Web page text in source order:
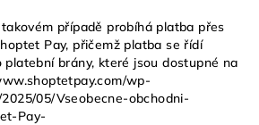
případě probíhá platba přes
Pay, přičemž platba se řídí
platební brány, které jsou dostupné na
wp-
05/Vseobecne-obchodni-
Pay-